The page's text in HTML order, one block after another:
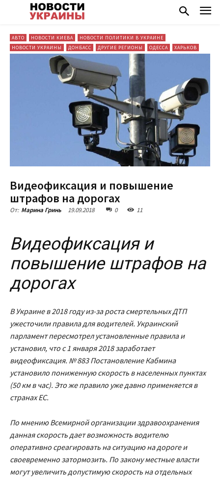
АВТО НОВОСТИ КИЕВА
НОВОСТИ ПОЛИТИКИ В УКРАИНЕ
НОВОСТИ УКРАИНЫ
ДОНБАСС ДРУГИЕ РЕГИОНЫ ОДЕССА ХАРЬКОВ
Видеофиксация и повышение
штрафов на дорогах
От: Марина Гринь 19.09.2018 0 11
Видеофиксация и
повышение штрафов на
дорогах
В Украине в 2018 году из-за роста смертельных ДТП
ужесточили правила для водителей. Украинский
парламент пересмотрел установленные правила и
установил, что с 1 января 2018 заработает
видеофиксация. № 883 Постановление Кабмина
установило пониженную скорость в населенных пунктах
(50 км в час). Это же правило уже давно применяется в
странах ЕС.
По мнению Всемирной организации здравоохранения
данная скорость дает возможность водителю
оперативно среагировать на ситуацию на дороге и
своевременно затормозить. По закону местные власти
могут увеличить допустимую скорость на отдельных